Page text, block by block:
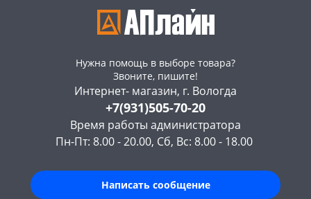
Нужна помощь в выборе товара?
Звоните, пишите!
Интернет- магазин, г. Вологда
+7(931)505-70-20
Время работы администратора
Пн-Пт: 8.00 - 20.00, Сб, Вс: 8.00 - 18.00
Написать сообщение